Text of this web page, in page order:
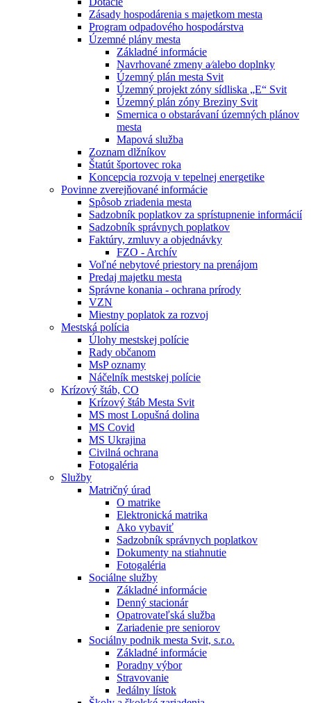
Zásady hospodárenia s majetkom mesta
Program odpadového hospodárstva
Územné plány mesta
Základné informácie
Navrhované zmeny a⁄alebo doplnky
Územný plán mesta Svit
Územný projekt zóny sídliska „E“ Svit
Územný plán zóny Breziny Svit
Smernica o obstarávaní územných plánov
mesta
Mapová služba
Zoznam dlžníkov
Štatút športovec roka
Koncepcia rozvoja v tepelnej energetike
Povinne zverejňované informácie
Spôsob zriadenia mesta
Sadzobník poplatkov za sprístupnenie informácií
Sadzobník správnych poplatkov
Faktúry, zmluvy a objednávky
FZO - Archív
Voľné nebytové priestory na prenájom
Predaj majetku mesta
Správne konania - ochrana prírody
VZN
Miestny poplatok za rozvoj
Mestská polícia
Úlohy mestskej polície
Rady občanom
MsP oznamy
Náčelník mestskej polície
Krízový štáb, CO
Krízový štáb Mesta Svit
MS most Lopušná dolina
MS Covid
MS Ukrajina
Civilná ochrana
Fotogaléria
Služby
Matričný úrad
O matrike
Elektronická matrika
Ako vybaviť
Sadzobník správnych poplatkov
Dokumenty na stiahnutie
Fotogaléria
Sociálne služby
Základné informácie
Denný stacionár
Opatrovateľská služba
Zariadenie pre seniorov
Sociálny podnik mesta Svit, s.r.o.
Základné informácie
Poradny výbor
Stravovanie
Jedálny lístok